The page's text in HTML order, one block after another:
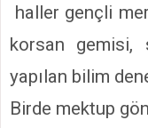
haller gençli
korsan gemisi,
yapılan bilim
Birde mektup